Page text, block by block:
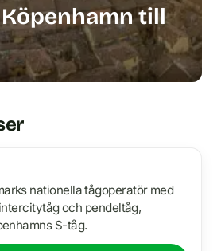
till
nationella tågoperatör med
och pendeltåg,
S-tåg.